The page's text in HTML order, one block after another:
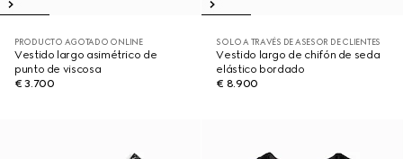
PRODUCTO AGOTADO ONLINE
Vestido largo asimétrico de
punto de viscosa
€ 3.700
SOLO A TRAVÉS DE ASESOR DE CLIENTES
Vestido largo de chifón de seda
elástico bordado
€ 8.900